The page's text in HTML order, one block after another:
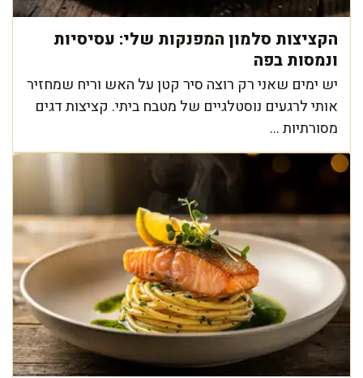
הקציצות סלמון המפנקות שלי: עסיסיות
ונמסות בפה
יש ימים שאני רק רוצה סיר קטן על האש וריח שמחזיר
אותי לרגעים נוסטלגיים של מטבח ביתי. קציצות דגים
מסורתיות ...